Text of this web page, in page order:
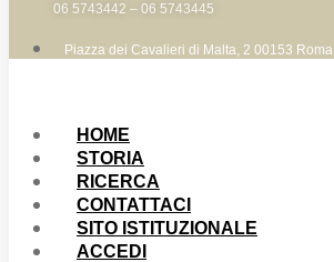
06 5743442 – 06 5743445
Piazza dei Cavalieri di Malta, 2 00153 Roma
HOME
STORIA
RICERCA
CONTATTACI
SITO ISTITUZIONALE
ACCEDI